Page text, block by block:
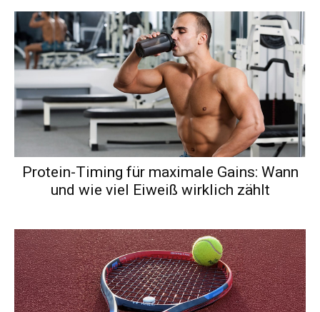
Protein-Timing für maximale Gains: Wann
und wie viel Eiweiß wirklich zählt